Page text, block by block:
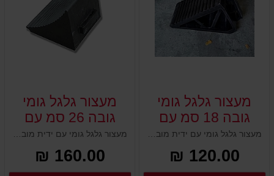
מעצור גלגל גומי
גובה 18 סמ עם
ידית מובנת
120.00 ₪
מעצור גלגל גומי
גובה 26 סמ עם
ידית מובנת
160.00 ₪